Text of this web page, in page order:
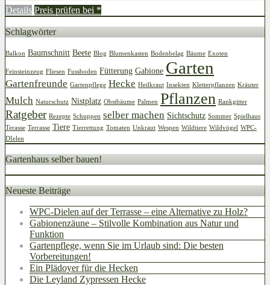
Details Preis prüfen bei *
Schlagwörter
Balkon Baumschnitt Beete Blog Blumenkasten Bodenbelag Bäume Exoten
Feinsteinzeug Fliesen Fussboden Fütterung Gabione Garten
Gartenfreunde Gartenpflege Hecke Heilkraut Insekten Kletterpflanzen Kräuter
Mulch Naturschutz Nistplatz Obstbäume Palmen Pflanzen Rankgitter
Ratgeber Rezepte Schuppen selber machen Sichtschutz Sommer Spielhaus
Terasse Terrasse Tiere Tierrettung Tomaten Unkraut Wespen Wildtiere Wildvögel WPC-
DIelen
Gartenhaus selber bauen!
Neueste Beiträge
WPC-Dielen auf der Terrasse – eine Alternative zu Holz?
Gabionenzäune – Stilvolle Kombination aus Natur und
Funktion
Gartenpflege, wenn Sie im Urlaub sind: Die besten
Vorbereitungen!
Ein Plädoyer für die Hecken
Die Leyland Zypressen Hecke